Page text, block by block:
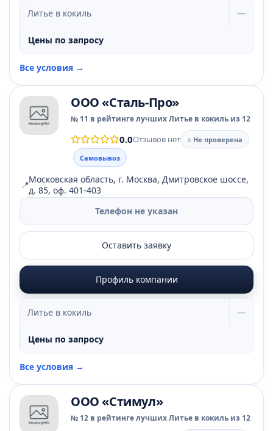
Литье в кокиль —
Цены по запросу
Все условия →
ООО «Сталь-Про»
№ 11 в рейтинге лучших Литье в кокиль из 12
0.0Отзывов нет
○ Не проверена
Самовывоз
📍Московская область, г. Москва, Дмитровское шоссе,
д. 85, оф. 401-403
Телефон не указан
Оставить заявку
Профиль компании
Литье в кокиль —
Цены по запросу
Все условия →
ООО «Стимул»
№ 12 в рейтинге лучших Литье в кокиль из 12